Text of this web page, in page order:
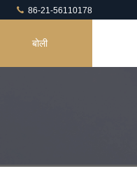
86-21-56110178
बोली